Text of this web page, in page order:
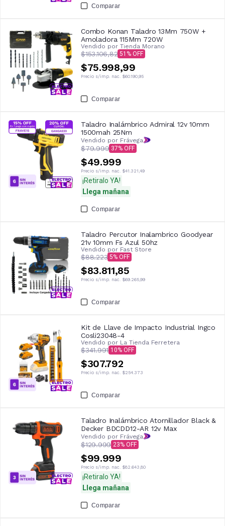
Comparar
Combo Konan Taladro 13Mm 750W +
Amoladora 115Mm 720W
Vendido por Tienda Morano
$153.106,82 51
$75.998,99
Precio s/imp. nac. $60.190,95
Comparar
Taladro Inalámbrico Admiral 12v 10mm
1500mah 25Nm
Vendido por Frávega
$79.999 37
$49.999
Precio s/imp. nac. $41.321,49
¡Retiralo YA!
Llega mañana
Comparar
Taladro Percutor Inalambrico Goodyear
21v 10mm Fs Azul 50hz
Vendido por Fast Store
$88.223 5
$83.811,85
Precio s/imp. nac. $69.265,99
Comparar
Kit de Llave de Impacto Industrial Ingco
Cosli23048-4
Vendido por La Tienda Ferretera
$341.991 10
$307.792
Precio s/imp. nac. $254.373
Comparar
Taladro Inalámbrico Atornillador Black &
Decker BDCDD12-AR 12v Max
Vendido por Frávega
$129.999 23
$99.999
Precio s/imp. nac. $82.643,80
¡Retiralo YA!
Llega mañana
Comparar